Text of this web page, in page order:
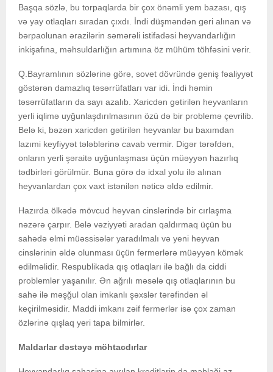
Başqa sözlə, bu torpaqlarda bir çox önəmli yem bazası, qış
və yay otlaqları sıradan çıxdı. İndi düşməndən geri alınan və
bərpaolunan ərazilərin səmərəli istifadəsi heyvandarlığın
inkişafına, məhsuldarlığın artımına öz mühüm töhfəsini verir.
Q.Bayramlının sözlərinə görə, sovet dövründə geniş fəaliyyət
göstərən damazlıq təsərrüfatları var idi. İndi həmin
təsərrüfatların da sayı azalıb. Xaricdən gətirilən heyvanların
yerli iqlimə uyğunlaşdırılmasının özü də bir problemə çevrilib.
Belə ki, bəzən xaricdən gətirilən heyvanlar bu baxımdan
lazımi keyfiyyət tələblərinə cavab vermir. Digər tərəfdən,
onların yerli şəraitə uyğunlaşması üçün müəyyən hazırlıq
tədbirləri görülmür. Buna görə də idxal yolu ilə alınan
heyvanlardan çox vaxt istənilən nəticə əldə edilmir.
Hazırda ölkədə mövcud heyvan cinslərində bir cırlaşma
nəzərə çarpır. Belə vəziyyəti aradan qaldırmaq üçün bu
sahədə elmi müəssisələr yaradılmalı və yeni heyvan
cinslərinin əldə olunması üçün fermerlərə müəyyən kömək
edilməlidir. Respublikada qış otlaqları ilə bağlı da ciddi
problemlər yaşanılır. Ən ağrılı məsələ qış otlaqlarının bu
sahə ilə məşğul olan imkanlı şəxslər tərəfindən əl
keçirilməsidir. Maddi imkanı zəif fermerlər isə çox zaman
özlərinə qışlaq yeri tapa bilmirlər.
Maldarlar dəstəyə möhtacdırlar